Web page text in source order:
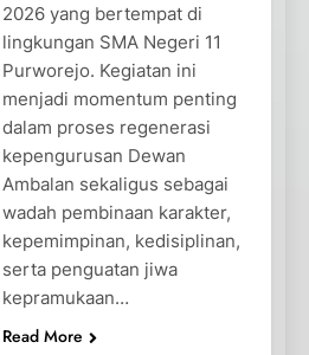
2026 yang bertempat di
lingkungan SMA Negeri 11
Purworejo. Kegiatan ini
menjadi momentum penting
dalam proses regenerasi
kepengurusan Dewan
Ambalan sekaligus sebagai
wadah pembinaan karakter,
kepemimpinan, kedisiplinan,
serta penguatan jiwa
kepramukaan…
Read More